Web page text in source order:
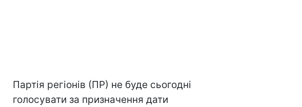
Партія регіонів (ПР) не буде сьогодні
голосувати за призначення дати